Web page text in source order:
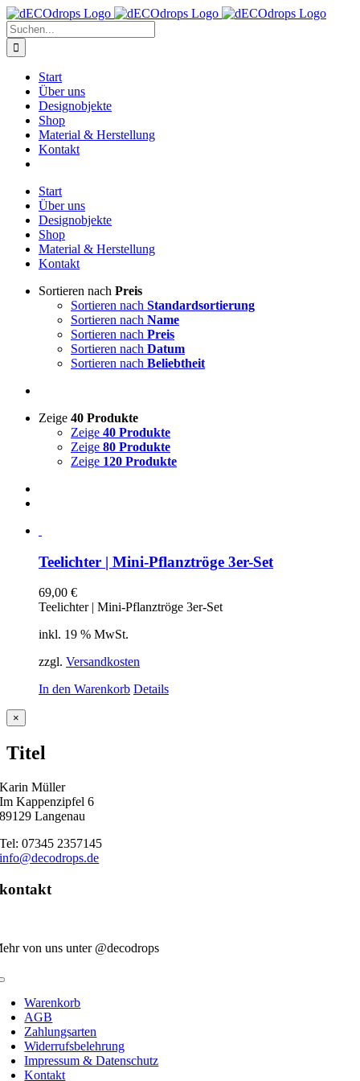
Zum
Inhalt
springen
Suche
nach:
Start
Über uns
Designobjekte
Shop
Material & Herstellung
Kontakt
Start
Über uns
Designobjekte
Shop
Material & Herstellung
Kontakt
Sortieren nach Preis
Sortieren nach Standardsortierung
Sortieren nach Name
Sortieren nach Preis
Sortieren nach Datum
Sortieren nach Beliebtheit
Zeige 40 Produkte
Zeige 40 Produkte
Zeige 80 Produkte
Zeige 120 Produkte
Teelichter | Mini-Pflanztröge 3er-Set
69,00 €
Teelichter | Mini-Pflanztröge 3er-Set
inkl. 19 % MwSt.
zzgl. Versandkosten
In den Warenkorb Details
Close
product
view
×
Titel
Karin Müller
Im Kappenzipfel 6
89129 Langenau
Tel: 07345 2357145
info@decodrops.de
kontakt
von uns unter @decodrops
Warenkorb
AGB
Zahlungsarten
Widerrufsbelehrung
Impressum & Datenschutz
Kontakt